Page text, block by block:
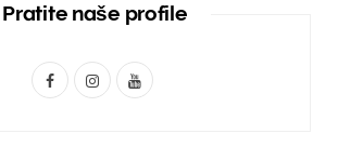
Pratite naše profile
F
I
Y